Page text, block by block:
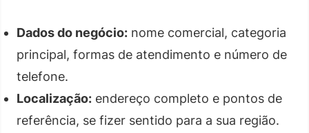
Dados do negócio: nome comercial, categoria
principal, formas de atendimento e número de
telefone.
Localização: endereço completo e pontos de
referência, se fizer sentido para a sua região.